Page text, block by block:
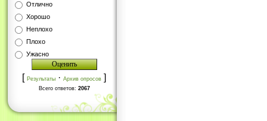
Отлично
Хорошо
Неплохо
Плохо
Ужасно
[ Результаты · Архив опросов ]
Всего ответов: 2067